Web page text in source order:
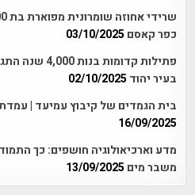
כפר קאסם 03/10/2025
פתילות
בעיר יהוד 02/10/2025
בית הגמדים של קיבוץ עמיעד |
16/09/2025
מדע וארכיאולוגיה חושפים: כך
משבר מים 13/09/2025